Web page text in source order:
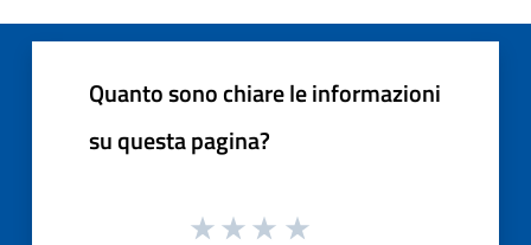
Quanto sono chiare le informazioni
su questa pagina?